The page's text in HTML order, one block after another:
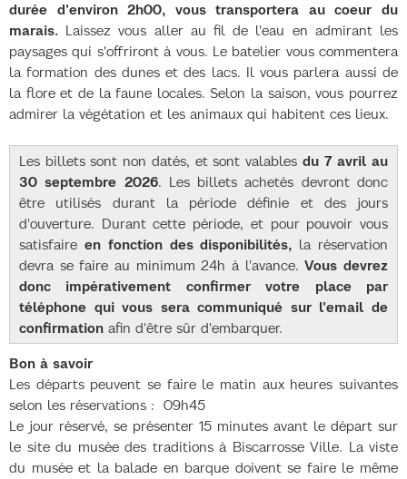
durée d'environ 2h00, vous transportera au coeur du
marais. Laissez vous aller au fil de l'eau en admirant les
paysages qui s'offriront à vous. Le batelier vous commentera
la formation des dunes et des lacs. Il vous parlera aussi de
la flore et de la faune locales. Selon la saison, vous pourrez
admirer la végétation et les animaux qui habitent ces lieux.
Les billets sont non datés, et sont valables du 7 avril au
30 septembre 2026. Les billets achetés devront donc
être utilisés durant la période définie et des jours
d'ouverture. Durant cette période, et pour pouvoir vous
satisfaire en fonction des disponibilités, la réservation
devra se faire au minimum 24h à l'avance.Vous devrez
donc impérativement confirmer votre place par
téléphone qui vous sera communiqué sur l'email de
confirmation afin d'être sûr d'embarquer.
Bon à savoir
Les départs peuvent se faire le matin aux heures suivantes
selon les réservations : 09h45
Le jour réservé, se présenter 15 minutes avant le départ sur
le site du musée des traditions à Biscarrosse Ville. La viste
du musée et la balade en barque doivent se faire le même